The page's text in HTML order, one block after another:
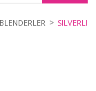
BLENDERLER